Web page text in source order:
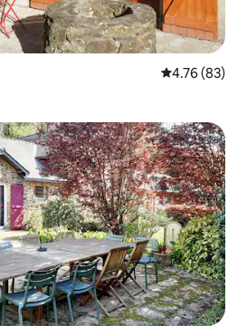
レビュー83
4.76 (83)